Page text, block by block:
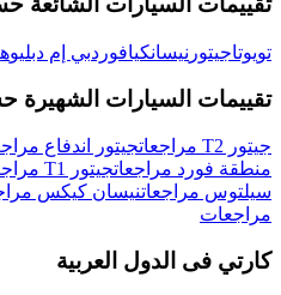
تويوتاجيتور نيسانكيافوردبي إم دبليو
تقييمات السيارات
جيتور T2 مراجعات جيتور اندفاع
منطقة فورد مراجعاتجيتور T1 مراجعات
سيلتوس مراجعاتنيسان كيكس
مراجعات
كارتي فى الدول العربية